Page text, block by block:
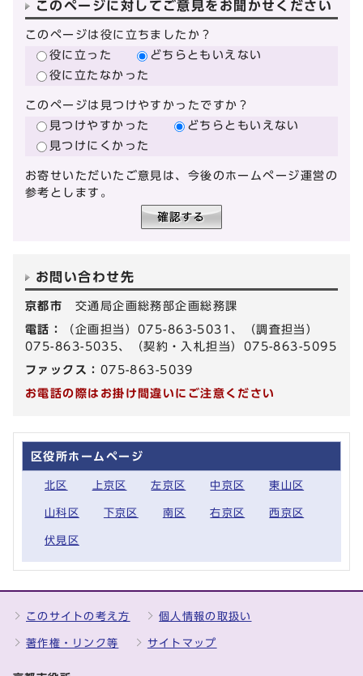
このページに対してご意見をお聞かせください
このページは役に立ちましたか？
役に立った
どちらともいえない
役に立たなかった
このページは見つけやすかったですか？
見つけやすかった
どちらともいえない
見つけにくかった
お寄せいただいたご意見は、今後のホームページ運営の
参考とします。
お問い合わせ先
京都市 交通局企画総務部企画総務課
電話：
（企画担当）075-863-5031、（調査担当）
075-863-5035、（契約・入札担当）075-863-5095
ファックス： 075-863-5039
お電話の際はお掛け間違いにご注意ください
区役所ホームページ
北区 上京区 左京区 中京区 東山区
山科区 下京区 南区 右京区 西京区
伏見区
このサイトの考え方 個人情報の取扱い
著作権・リンク等 サイトマップ